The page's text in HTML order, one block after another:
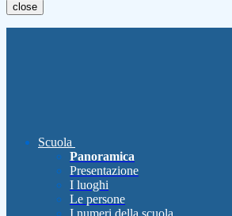
close
Scuola
Panoramica
Presentazione
I luoghi
Le persone